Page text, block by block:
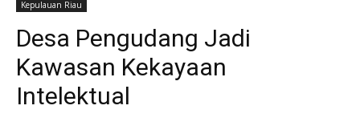
Kepulauan Riau
Desa Pengudang Jadi
Kawasan Kekayaan
Intelektual